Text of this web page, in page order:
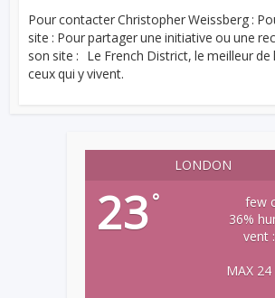
Pour contacter Christopher Weissberg :
site : Pour partager une initiative ou une
son site : Le French District, le meilleur de
ceux qui y vivent.
LONDON
23°
few
36%
vent
MAX 24